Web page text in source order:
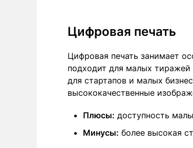
Цифровая печать
Цифровая печать занимает
подходит для малых тиражей
для стартапов и малых
высококачественные
Плюсы: доступность
Минусы: более высокая